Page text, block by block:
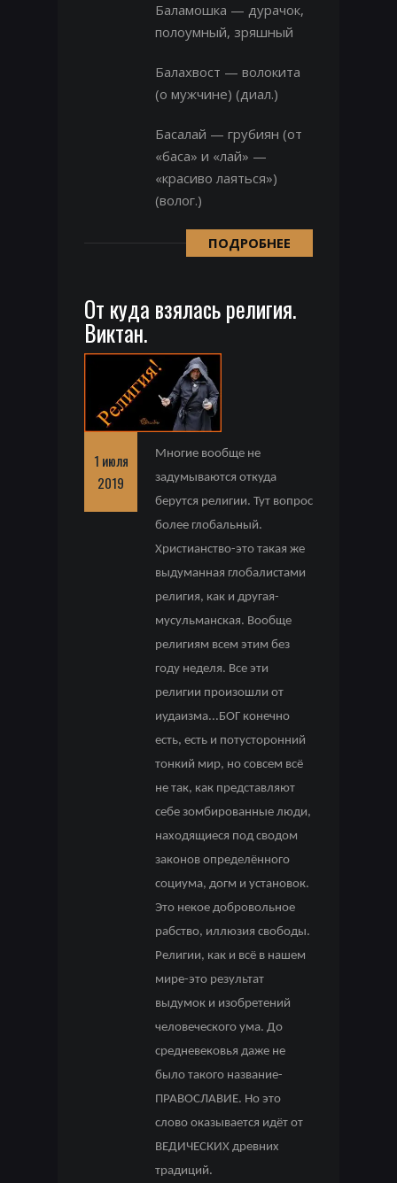
Баламошка — дурачок,
полоумный, зряшный
Балахвост — волокита
(о мужчине) (диал.)
Басалай — грубиян (от
«баса» и «лай» —
«красиво лаяться»)
(волог.)
ПОДРОБНЕЕ
От куда взялась религия.
Виктан.
1 июля
2019
Многие вообще не
задумываются откуда
берутся религии. Тут вопрос
более глобальный.
Христианство-это такая же
выдуманная глобалистами
религия, как и другая-
мусульманская. Вообще
религиям всем этим без
году неделя. Все эти
религии произошли от
иудаизма...БОГ конечно
есть, есть и потусторонний
тонкий мир, но совсем всё
не так, как представляют
себе зомбированные люди,
находящиеся под сводом
законов определённого
социума, догм и установок.
Это некое добровольное
рабство, иллюзия свободы.
Религии, как и всё в нашем
мире-это результат
выдумок и изобретений
человеческого ума. До
средневековья даже не
было такого название-
ПРАВОСЛАВИЕ. Но это
слово оказывается идёт от
ВЕДИЧЕСКИХ древних
традиций.